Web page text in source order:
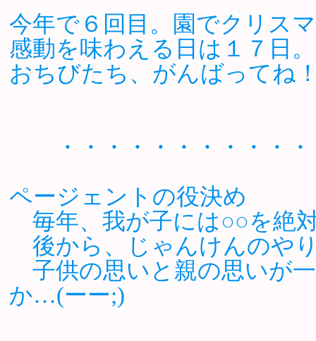
今年で６回目。園でクリス
感動を味わえる日は１７日。
おちびたち、がんばってね
・・・・・・・・・・・
ページェントの役決め
毎年、我が子には○○を絶
後から、じゃんけんのや
子供の思いと親の思いが
か…(ーー;)